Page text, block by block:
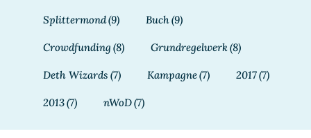
Splittermond(9) Buch(9)
Crowdfunding (8) Grundregelwerk(8)
Deth Wizards (7) Kampagne(7) 2017(7)
2013(7) nWoD(7)